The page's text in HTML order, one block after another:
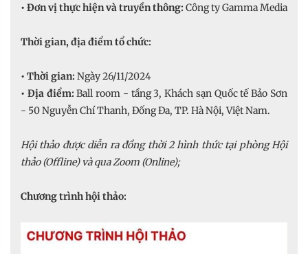
• Đơn vị thực hiện và truyền thông: Công ty Gamma Media
Thời gian, địa điểm tổ chức:
• Thời gian: Ngày 26/11/2024
• Địa điểm: Ball room - tầng 3, Khách sạn Quốc tế Bảo Sơn
- 50 Nguyễn Chí Thanh, Đống Đa, TP. Hà Nội, Việt Nam.
Hội thảo được diễn ra đồng thời 2 hình thức tại phòng Hội
thảo (Offline) và qua Zoom (Online);
Chương trình hội thảo: